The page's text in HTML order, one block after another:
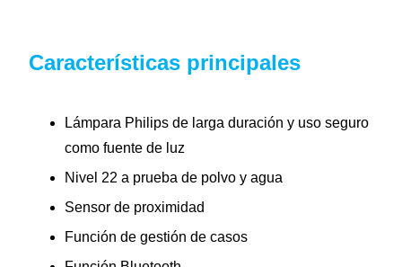
Características principales
Lámpara Philips de larga duración y uso seguro
como fuente de luz
Nivel 22 a prueba de polvo y agua
Sensor de proximidad
Función de gestión de casos